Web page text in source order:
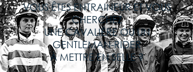
VOUS ÊTES ENTRAINEUR ET VOUS
CHERCHEZ
UNE CAVALIÈRE OU UN
GENTLEMAN-RIDER
À METTRE EN SELLE ?